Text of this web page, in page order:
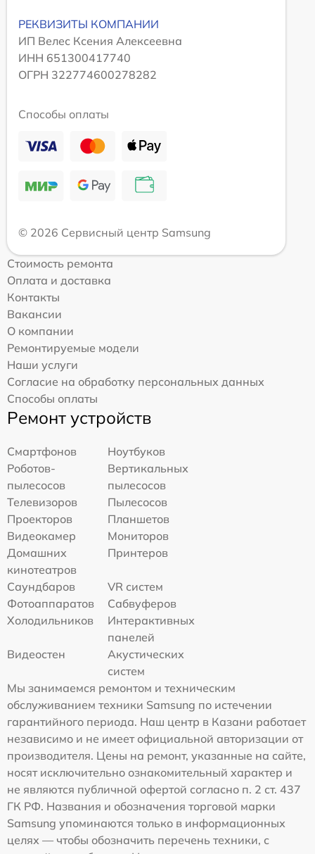
РЕКВИЗИТЫ КОМПАНИИ
ИП Велес Ксения Алексеевна
ИНН 651300417740
ОГРН 322774600278282
Способы оплаты
© 2026 Сервисный центр Samsung
Стоимость ремонта
Оплата и доставка
Контакты
Вакансии
О компании
Ремонтируемые модели
Наши услуги
Согласие на обработку персональных данных
Способы оплаты
Ремонт устройств
Смартфонов
Ноутбуков
Роботов-
пылесосов
Вертикальных
пылесосов
Телевизоров
Пылесосов
Проекторов
Планшетов
Видеокамер
Мониторов
Домашних
кинотеатров
Принтеров
Саундбаров
VR систем
Фотоаппаратов
Сабвуферов
Холодильников
Интерактивных
панелей
Видеостен
Акустических
систем
Мы занимаемся ремонтом и техническим
обслуживанием техники Samsung по истечении
гарантийного периода. Наш центр в Казани работает
независимо и не имеет официальной авторизации от
производителя. Цены на ремонт, указанные на сайте,
носят исключительно ознакомительный характер и
не являются публичной офертой согласно п. 2 ст. 437
ГК РФ. Названия и обозначения торговой марки
Samsung упоминаются только в информационных
целях — чтобы обозначить перечень техники, с